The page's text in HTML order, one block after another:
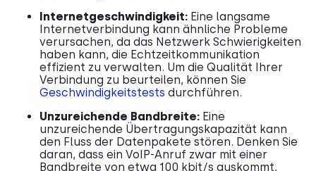
Internetgeschwindigkeit: Eine langsame
Internetverbindung kann ähnliche Probleme
verursachen, da das Netzwerk Schwierigkeiten
haben kann, die Echtzeitkommunikation
effizient zu verwalten. Um die Qualität Ihrer
Verbindung zu beurteilen, können Sie
Geschwindigkeitstests durchführen.
Unzureichende Bandbreite: Eine
unzureichende Übertragungskapazität kann
den Fluss der Datenpakete stören. Denken Sie
daran, dass ein VoIP-Anruf zwar mit einer
Bandbreite von etwa 100 kbit/s auskommt,